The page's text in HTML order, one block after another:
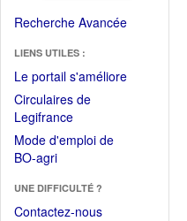
Recherche Avancée
LIENS UTILES :
Le portail s'améliore(Fichier
Circulaires de
Legifrance(Ouvrir
dans
une
fenêtre)
Mode d'emploi de
BO-agri(Ouvrir
une
nouvelle
UNE DIFFICULTÉ ?
Contactez-nous